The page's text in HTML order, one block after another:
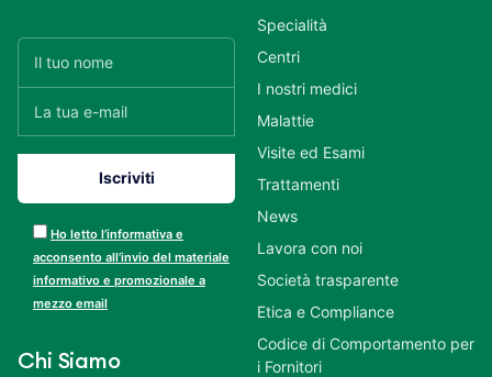
Ho letto l’informativa e
acconsento all’invio del materiale
informativo e promozionale a
mezzo email
Chi Siamo
Specialità
Centri
I nostri medici
Malattie
Visite ed Esami
Trattamenti
News
Lavora con noi
Società trasparente
Etica e Compliance
Codice di Comportamento per
i Fornitori